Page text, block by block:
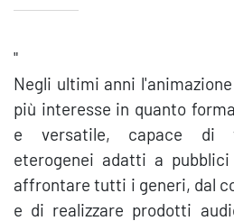
"
Negli ultimi anni
più interesse in quanto
e versatile, capace di
eterogenei adatti a
affrontare tutti i generi, dal
e di realizzare prodotti